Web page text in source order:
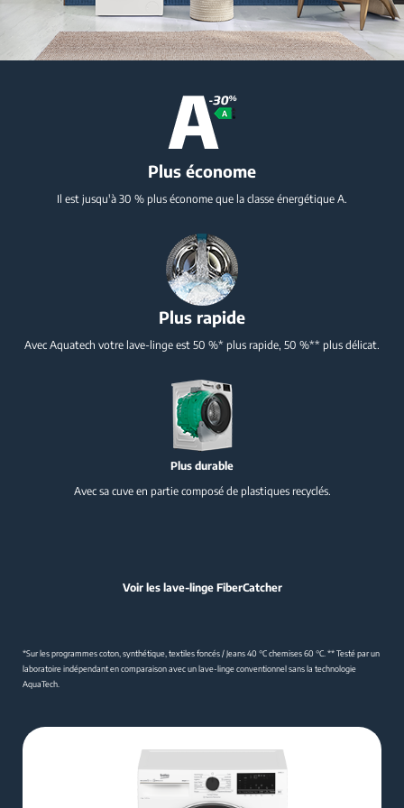
Plus économe
Il est jusqu'à 30 % plus économe que la classe énergétique A.
Plus rapide
Avec Aquatech votre lave-linge est 50 %* plus rapide, 50 %** plus délicat.
Plus durable
Avec sa cuve en partie composé de plastiques recyclés.
Voir les lave-linge FiberCatcher
*Sur les programmes coton, synthétique, textiles foncés / Jeans 40 °C chemises 60 °C. ** Testé par un
laboratoire indépendant en comparaison avec un lave-linge conventionnel sans la technologie
AquaTech.